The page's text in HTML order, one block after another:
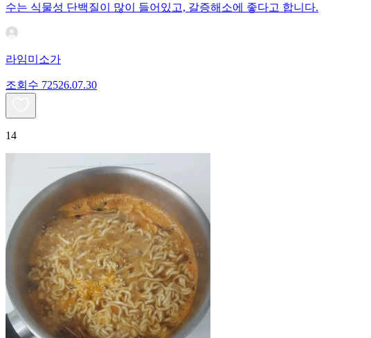
수는 식물성 단백질이 많이 들어있고, 갈증해소에 좋다고 합니다.
라임미소가
조회수 72526.07.30
14